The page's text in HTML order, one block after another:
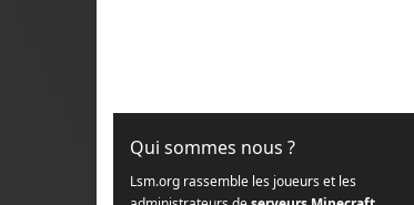
Qui sommes nous ?
Lsm.org rassemble les joueurs et les